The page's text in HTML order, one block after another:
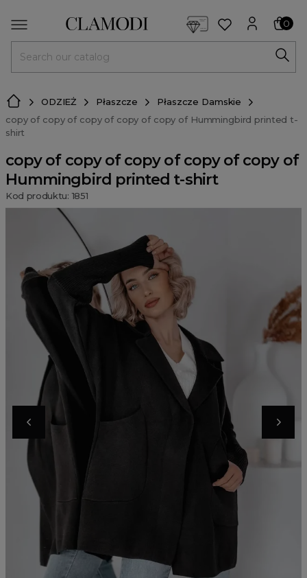
0
ODZIEŻ Płaszcze
Płaszcze Damskie
copy of copy of copy of copy of copy of Hummingbird printed t-
shirt
copy of copy of copy of copy of copy of
Hummingbird printed t-shirt
Kod produktu: 1851